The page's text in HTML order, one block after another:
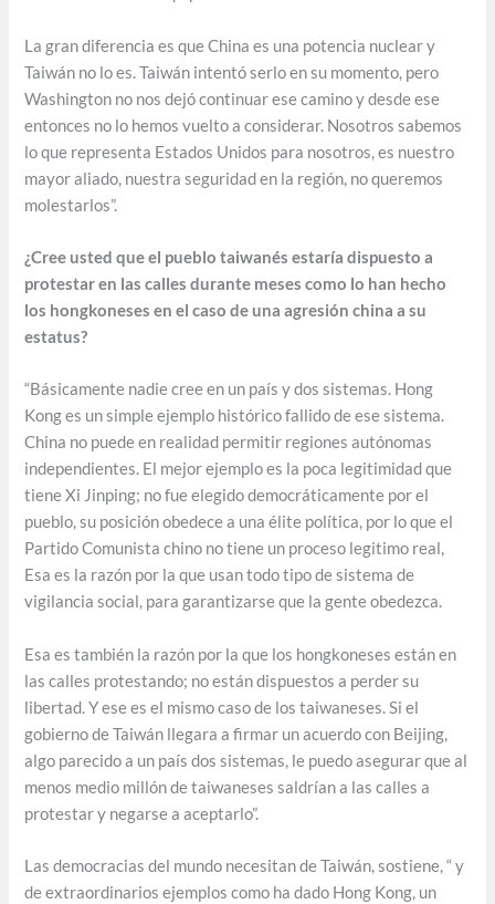
La gran diferencia es que China es una potencia nuclear y
Taiwán no lo es. Taiwán intentó serlo en su momento, pero
Washington no nos dejó continuar ese camino y desde ese
entonces no lo hemos vuelto a considerar. Nosotros sabemos
lo que representa Estados Unidos para nosotros, es nuestro
mayor aliado, nuestra seguridad en la región, no queremos
molestarlos”.
¿Cree usted que el pueblo taiwanés estaría dispuesto a
protestar en las calles durante meses como lo han hecho
los hongkoneses en el caso de una agresión china a su
estatus?
“Básicamente nadie cree en un país y dos sistemas. Hong
Kong es un simple ejemplo histórico fallido de ese sistema.
China no puede en realidad permitir regiones autónomas
independientes. El mejor ejemplo es la poca legitimidad que
tiene Xi Jinping; no fue elegido democráticamente por el
pueblo, su posición obedece a una élite política, por lo que el
Partido Comunista chino no tiene un proceso legitimo real,
Esa es la razón por la que usan todo tipo de sistema de
vigilancia social, para garantizarse que la gente obedezca.
Esa es también la razón por la que los hongkoneses están en
las calles protestando; no están dispuestos a perder su
libertad. Y ese es el mismo caso de los taiwaneses. Si el
gobierno de Taiwán llegara a firmar un acuerdo con Beijing,
algo parecido a un país dos sistemas, le puedo asegurar que al
menos medio millón de taiwaneses saldrían a las calles a
protestar y negarse a aceptarlo”.
Las democracias del mundo necesitan de Taiwán, sostiene, “ y
de extraordinarios ejemplos como ha dado Hong Kong, un